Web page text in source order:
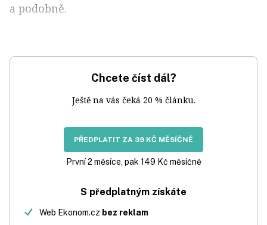
a podobně.
Chcete číst dál?
Ještě na vás čeká 20 % článku.
PŘEDPLATIT ZA 39 KČ MĚSÍČNĚ
První 2 měsíce, pak 149 Kč měsíčně
S předplatným získáte
Web Ekonom.cz bez reklam